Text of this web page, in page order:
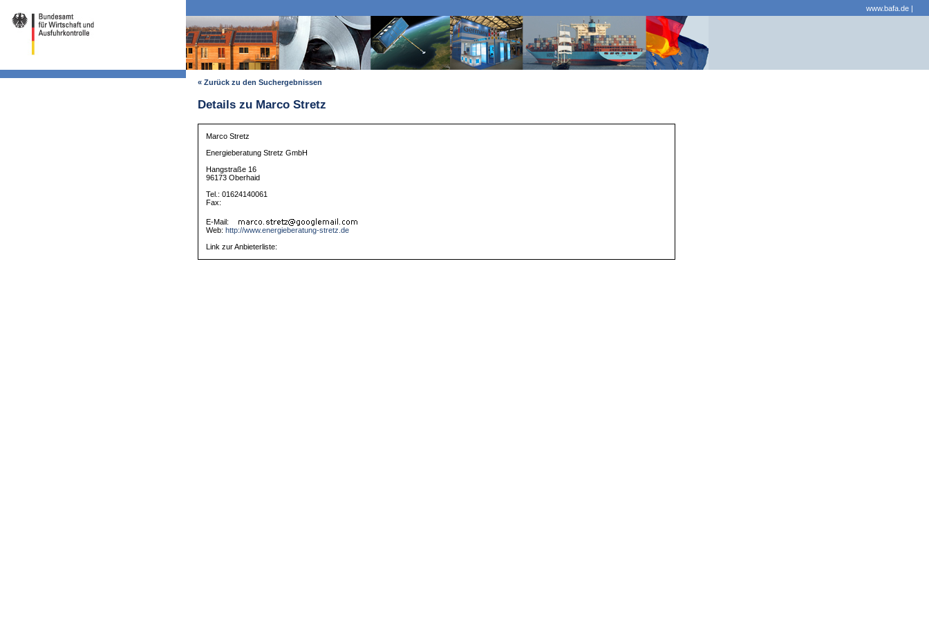
www.bafa.de |
« Zurück zu den Suchergebnissen
Details zu Marco Stretz
Marco Stretz
Energieberatung Stretz GmbH
Hangstraße 16
96173 Oberhaid
Tel.: 01624140061
Fax:
E-Mail:
Web: http://www.energieberatung-stretz.de
Link zur Anbieterliste: